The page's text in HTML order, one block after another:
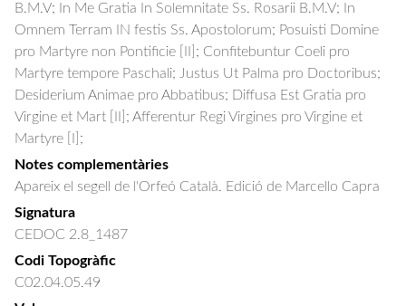
B.M.V; In Me Gratia In Solemnitate Ss. Rosarii B.M.V; In
Omnem Terram IN festis Ss. Apostolorum; Posuisti Domine
pro Martyre non Pontificie [II]; Confitebuntur Coeli pro
Martyre tempore Paschali; Justus Ut Palma pro Doctoribus;
Desiderium Animae pro Abbatibus; Diffusa Est Gratia pro
Virgine et Mart [II]; Afferentur Regi Virgines pro Virgine et
Martyre [I];
Notes complementàries
Apareix el segell de l'Orfeó Català. Edició de Marcello Capra
Signatura
CEDOC 2.8_1487
Codi Topogràfic
C02.04.05.49